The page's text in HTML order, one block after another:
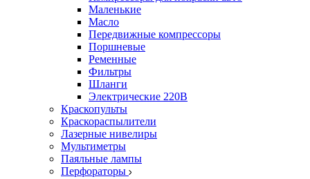
Маленькие
Масло
Передвижные компрессоры
Поршневые
Ременные
Фильтры
Шланги
Электрические 220В
Краскопульты
Краскораспылители
Лазерные нивелиры
Мультиметры
Паяльные лампы
Перфораторы